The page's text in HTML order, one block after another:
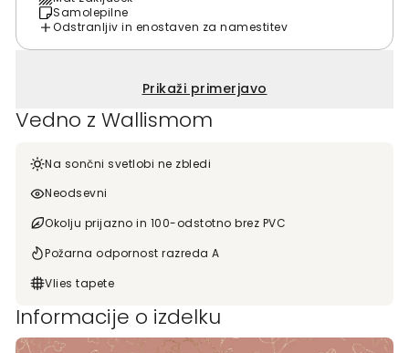
Samolepilne
Odstranljiv in enostaven za namestitev
Prikaži primerjavo
Vedno z Wallismom
Na sončni svetlobi ne zbledi
Neodsevni
Okolju prijazno in 100-odstotno brez PVC
Požarna odpornost razreda A
Vlies tapete
Informacije o izdelku